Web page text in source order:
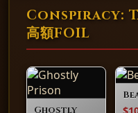
Conspiracy:
高額FOIL
Ghostly